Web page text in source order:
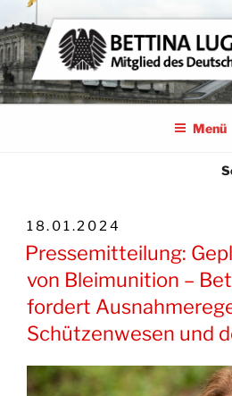
Zum
Inhalt
springen
BETTINA
MITGLIED DES DEUTSCHEN
Menü
VERÖFFENTLICHT
AM
18.01.2024
Pressemitteilung:
von Bleimunition –
fordert
Schützenwesen und